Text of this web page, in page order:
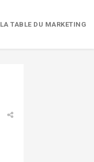
LA TABLE DU MARKETING